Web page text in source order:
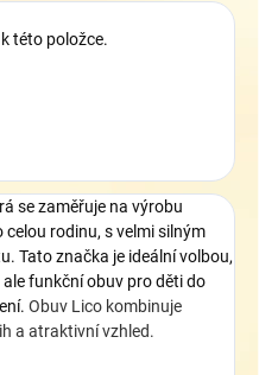
této položce.
se zaměřuje na výrobu
rodinu, s velmi silným
. Tato značka je ideální volbou,
funkční obuv pro děti do
Obuv Lico kombinuje
a atraktivní vzhled.